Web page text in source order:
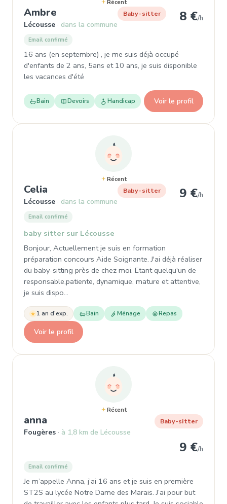
Récent
Ambre , Baby-sitter à Lécousse
Lécousse dans la commune
Baby-sitter 8 €/h
Email confirmé
16 ans (en septembre) , je me suis déjà occupé
d'enfants de 2 ans, 5ans et 10 ans, je suis disponible
les vacances d'été
Bain Devoirs Handicap Voir le profil
Récent
Celia , Baby-sitter à Lécousse
Lécousse dans la commune
Baby-sitter 9 €/h
Email confirmé
baby sitter sur Lécousse
Bonjour, Actuellement je suis en formation
préparation concours Aide Soignante. J'ai déjà réaliser
du baby-sitting près de chez moi. Etant quelqu'un de
responsable,patiente, dynamique, mature et attentive,
je suis dispo…
1 an d'exp. Bain Ménage Repas
Voir le profil
Récent
anna , Baby-sitter à Fougères
Fougères à 1,8 km de Lécousse
Baby-sitter
9 €/h
Email confirmé
Je m’appelle Anna, j’ai 16 ans et je suis en première
ST2S au lycée Notre Dame des Marais. J’ai pour but